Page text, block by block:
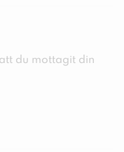
du mottagit din